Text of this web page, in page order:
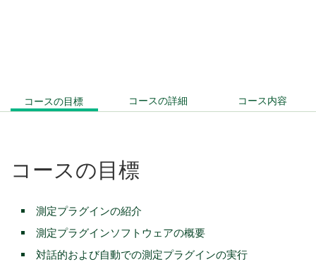
コースの目標 コースの詳細 コース内容
コースの目標
測定プラグインの紹介
測定プラグインソフトウェアの概要
対話的および自動での測定プラグインの実行